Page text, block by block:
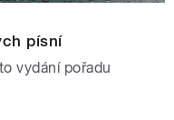
písní
vydání pořadu